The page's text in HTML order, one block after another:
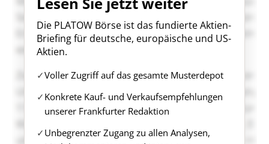
Die PLATOW Börse ist das fundierte Aktien-
Briefing für deutsche, europäische und US-
Aktien.
Voller Zugriff auf das gesamte Musterdepot
Konkrete Kauf- und Verkaufsempfehlungen
unserer Frankfurter Redaktion
Unbegrenzter Zugang zu allen Analysen,